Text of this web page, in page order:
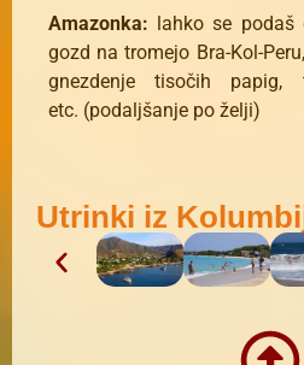
Amazonka: lahko se podaš
gozd na tromejo Bra-Kol-
gnezdenje tisočih papig,
etc. (podaljšanje po želji)
Utrinki iz